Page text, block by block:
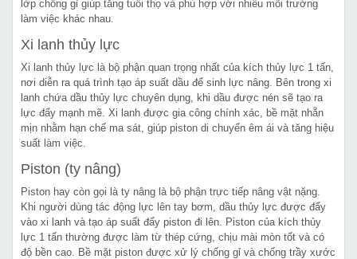
lớp chống gỉ giúp tăng tuổi thọ và phù hợp với nhiều môi trường
làm việc khác nhau.
Xi lanh thủy lực
Xi lanh thủy lực là bộ phận quan trọng nhất của kích thủy lực 1 tấn,
nơi diễn ra quá trình tạo áp suất dầu để sinh lực nâng. Bên trong xi
lanh chứa dầu thủy lực chuyên dụng, khi dầu được nén sẽ tạo ra
lực đẩy mạnh mẽ. Xi lanh được gia công chính xác, bề mặt nhẵn
mịn nhằm hạn chế ma sát, giúp piston di chuyển êm ái và tăng hiệu
suất làm việc.
Piston (ty nâng)
Piston hay còn gọi là ty nâng là bộ phận trực tiếp nâng vật nặng.
Khi người dùng tác động lực lên tay bơm, dầu thủy lực được đẩy
vào xi lanh và tạo áp suất đẩy piston đi lên. Piston của kích thủy
lực 1 tấn thường được làm từ thép cứng, chịu mài mòn tốt và có
độ bền cao. Bề mặt piston được xử lý chống gỉ và chống trầy xước